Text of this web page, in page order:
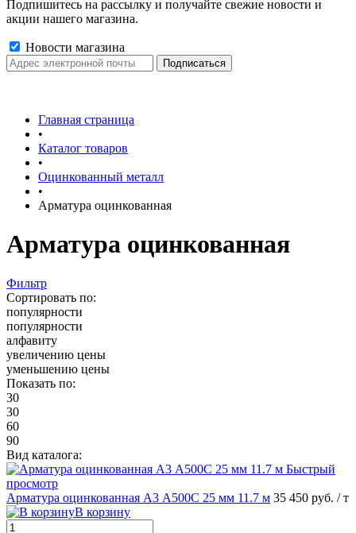
Подпишитесь на рассылку и получайте свежие новости и
акции нашего магазина.
Новости магазина
Главная страница
•
Каталог товаров
•
Оцинкованный металл
•
Арматура оцинкованная
Арматура оцинкованная
Фильтр
Сортировать по:
популярности
популярности
алфавиту
увеличению цены
уменьшению цены
Показать по:
30
30
60
90
Вид каталога:
Быстрый
просмотр
Арматура оцинкованная А3 А500С 25 мм 11.7 м 35 450 руб. / т
В корзину